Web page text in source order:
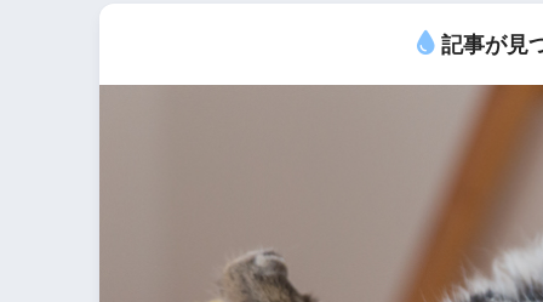
記事が見